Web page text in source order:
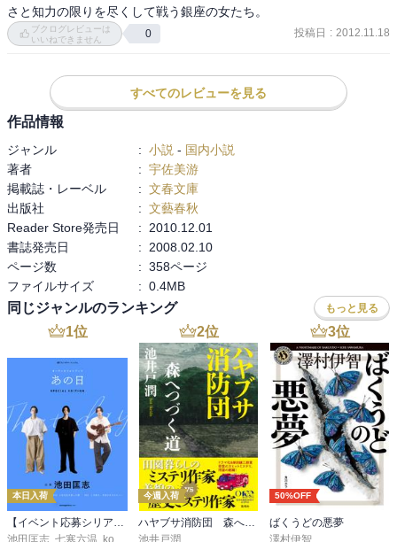
毒々しくも美しい夜の銀座と、
季節の描写が色づく印象的な文体が好き。
さと知力の限りを尽くして戦う銀座の女たち。
ブクログレビューは
いいねできません
0 投稿日 : 2012.11.18
すべてのレビューを見る
作品情報
ジャンル : 小説 - 国内小説
著者
: 宇佐美游
掲載誌・レーベル
: 文春文庫
出版社
: 文藝春秋
Reader Store発売日
:
2010.12.01
書誌発売日
:
2008.02.10
ページ数
: 358ページ
ファイルサイズ
: 0.4MB
同じジャンルのランキング もっと見る
1位
本日入荷
【イベント応募シリアルコード付】池田匡志出演・オーディオフォトブック「あの日」SPECIAL EDITION（音声／動画付）
2位
今週入荷
ハヤブサ消防団 森へつづく道
3位
50%OFF
ばくうどの悪夢